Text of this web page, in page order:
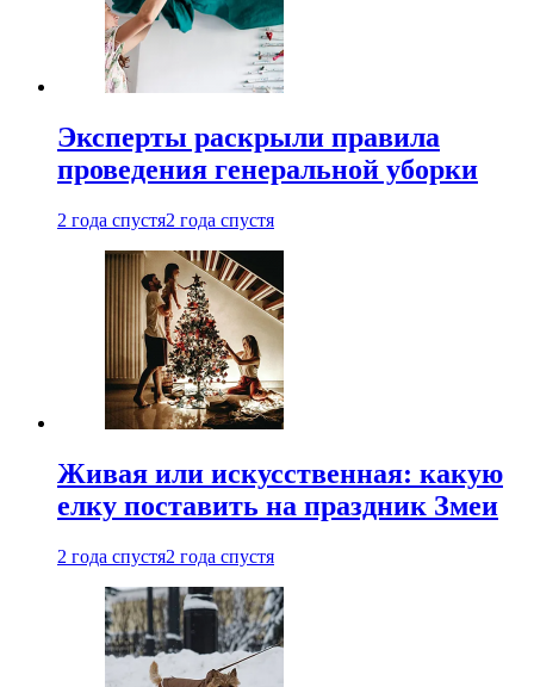
Эксперты раскрыли правила
проведения генеральной уборки
2 года спустя2 года спустя
Живая или искусственная: какую
елку поставить на праздник Змеи
2 года спустя2 года спустя